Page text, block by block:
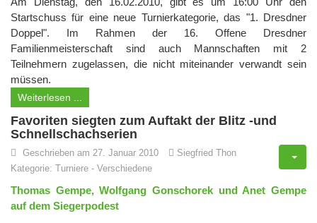
Startschuss für eine neue Turnierkategorie, das "1. Dresdner
Doppel". Im Rahmen der 16. Offene Dresdner
Familienmeisterschaft sind auch Mannschaften mit 2
Teilnehmern zugelassen, die nicht miteinander verwandt sein
müssen.
Weiterlesen ...
Favoriten siegten zum Auftakt der Blitz -und
Schnellschachserien
Geschrieben am 27. Januar 2010
Siegfried Thon
Kategorie: Turniere - Verschiedene
Thomas Gempe, Wolfgang Gonschorek und Anet Gempe
auf dem Siegerpodest